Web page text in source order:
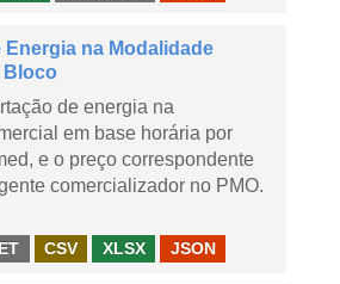
Energia na Modalidade
Bloco
de energia na
em base horária por
e o preço correspondente
comercializador no PMO.
CSV XLSX JSON